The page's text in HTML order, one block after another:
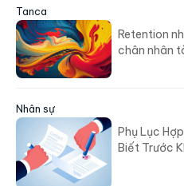
Tanca
Retention
chân nhân
Nhân sự
Phụ Lục
Biết Trước